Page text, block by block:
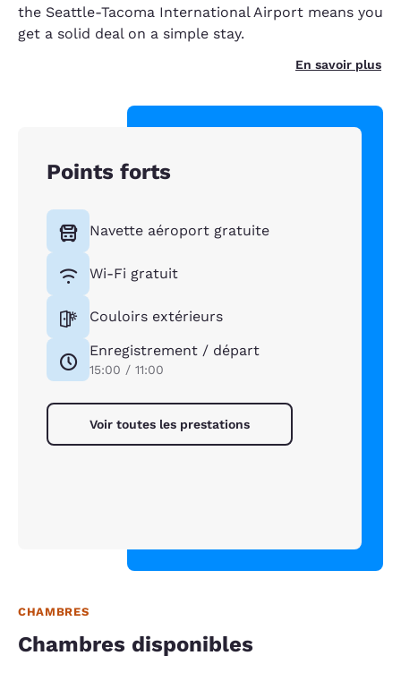
the Seattle-Tacoma International Airport means you
get a solid deal on a simple stay.
En savoir plus
Points forts
Navette aéroport gratuite
Wi-Fi gratuit
Couloirs extérieurs
Enregistrement / départ
15:00 / 11:00
Voir toutes les prestations
CHAMBRES
Chambres disponibles